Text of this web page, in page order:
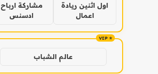
اول اثنين ريادة
اعمال
مشاركة ارباح
ادسنس
عالم الشباب